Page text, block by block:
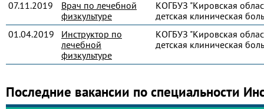
07.11.2019
Врач по лечебной
физкультуре
КОГБУЗ "Кировская
детская клиническая
01.04.2019
Инструктор по
лечебной
физкультуре
КОГБУЗ "Кировская
детская клиническая
Последние вакансии по специальности